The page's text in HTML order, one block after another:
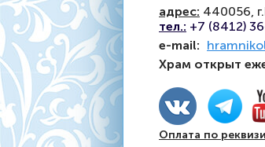
адрес: 440056,
тел.: +7 (8412)
e-mail:
Храм открыт
Оплата по